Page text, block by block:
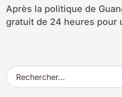
Après la politique de Guangzhou avec le visa
gratuit de 24 heures pour
R
e